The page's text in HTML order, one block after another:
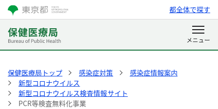
都全体で探す
保健医療局トップ 感染症対策
感染症情報案内
新型コロナウイルス
新型コロナウイルス検査情報サイト
PCR等検査無料化事業